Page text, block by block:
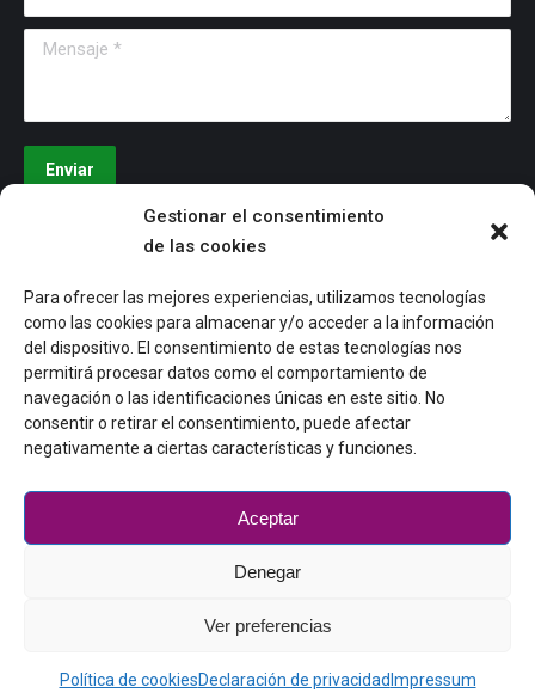
Gestionar el consentimiento
de las cookies
Para ofrecer las mejores experiencias, utilizamos tecnologías
como las cookies para almacenar y/o acceder a la información
del dispositivo. El consentimiento de estas tecnologías nos
permitirá procesar datos como el comportamiento de
navegación o las identificaciones únicas en este sitio. No
consentir o retirar el consentimiento, puede afectar
negativamente a ciertas características y funciones.
Aceptar
Denegar
Ver preferencias
Política de cookiesDeclaración de privacidad Impressum
Mensaje *
Enviar
Últimos artículos
Aislamiento social en personas mayores: causas
y prevención
08/10/2025
Hábitos higiene personas mayores
29/09/2025
Tecnología amigable
Mayores en activo footer